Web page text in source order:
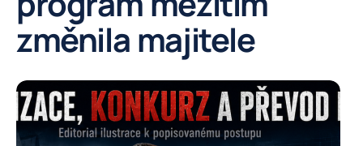
změnila majitele